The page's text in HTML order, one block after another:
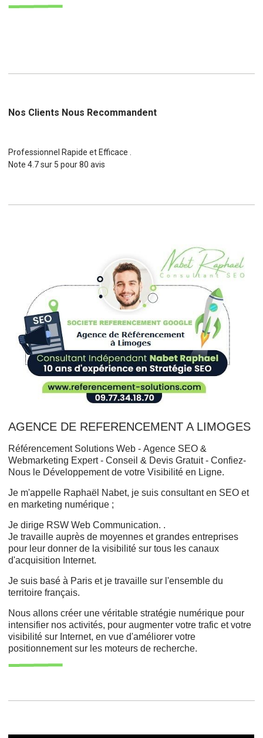
Nos Clients Nous Recommandent
Professionnel Rapide et Efficace .
Note4.7sur 5 pour80 avis
AGENCE DE REFERENCEMENT A LIMOGES
Référencement Solutions Web - Agence SEO &
Webmarketing Expert - Conseil & Devis Gratuit - Confiez-
Nous le Développement de votre Visibilité en Ligne.
Je m'appelle Raphaël Nabet, je suis consultant en SEO et
en marketing numérique ;
Je dirige RSW Web Communication. .
Je travaille auprès de moyennes et grandes entreprises
pour leur donner de la visibilité sur tous les canaux
d'acquisition Internet.
Je suis basé à Paris et je travaille sur l'ensemble du
territoire français.
Nous allons créer une véritable stratégie numérique pour
intensifier nos activités, pour augmenter votre trafic et votre
visibilité sur Internet, en vue d'améliorer votre
positionnement sur les moteurs de recherche.